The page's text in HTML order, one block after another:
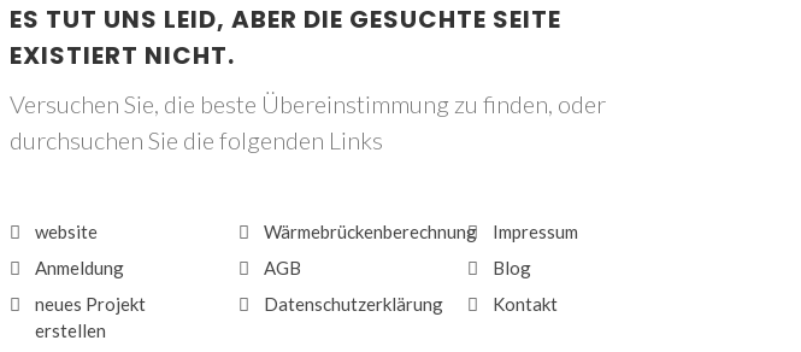
ES TUT UNS LEID, ABER DIE GESUCHTE SEITE
EXISTIERT NICHT.
Versuchen Sie, die beste Übereinstimmung zu finden, oder
durchsuchen Sie die folgenden Links
website
Anmeldung
neues Projekt
erstellen
Wärmebrückenberechnung
AGB
Datenschutzerklärung
Impressum
Blog
Kontakt